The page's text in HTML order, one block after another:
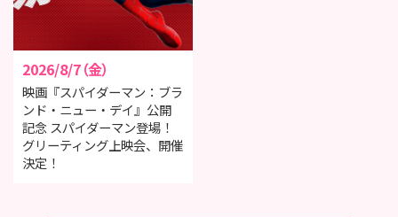
2026/8/7（金）
映画『スパイダーマン：ブラ
ンド・ニュー・デイ』公開
記念 スパイダーマン登場！
グリーティング上映会、開催
決定！